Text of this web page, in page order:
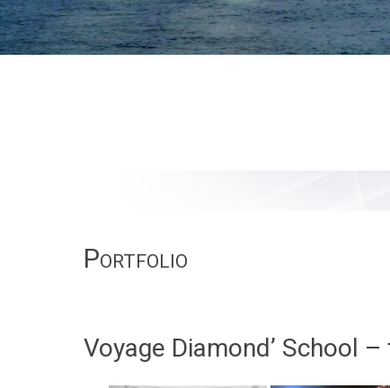
Portfolio
Voyage Diamond’ School